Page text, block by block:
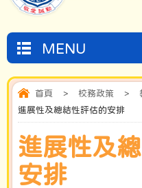
MENU
首頁 > 校務政策 >
進展性及總結性評估的安排
進展性及
安排